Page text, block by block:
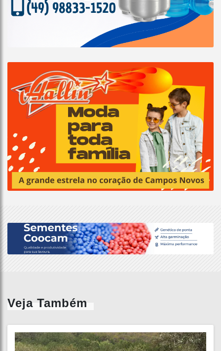
Veja Também